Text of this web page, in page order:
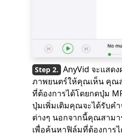
AnyVid จะแสด
ภาพยนตร์ให้คุณเห็น คุณ
ที่ต้องการได้โดยกดปุ่ม
ปุ่มเพิ่มเติมคุณจะได้รับค
ต่างๆ นอกจากนี้คุณสาม
เพื่อค้นหาฟิล์มที่ต้องการไ